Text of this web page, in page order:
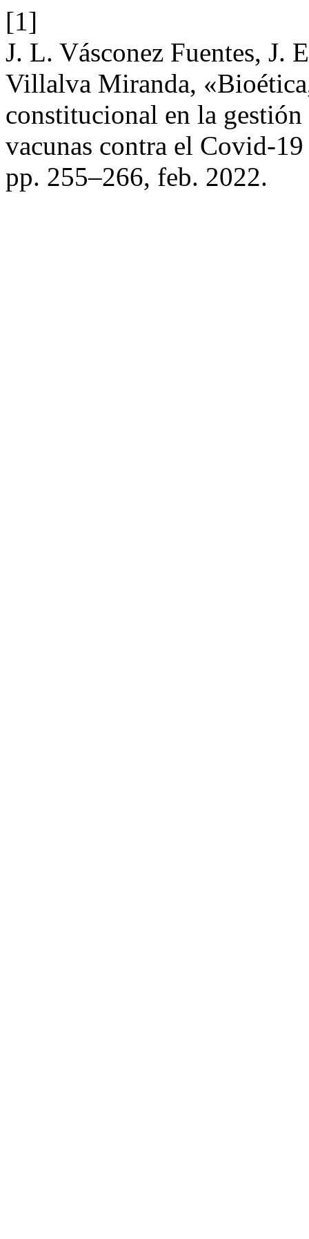
[1]
J. L. Vásconez Fuentes, J.
Villalva Miranda,
constitucional en la
vacunas contra el Covid-
pp. 255–266, feb. 2022.